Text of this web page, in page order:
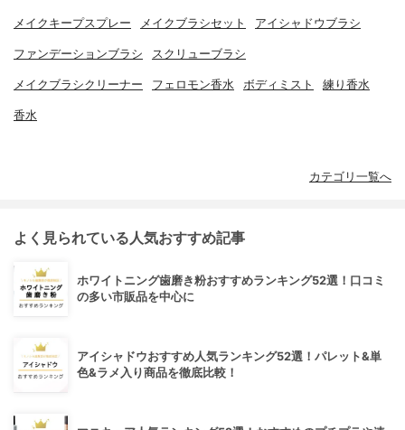
メイクキープスプレー メイクブラシセット アイシャドウブラシ
ファンデーションブラシ スクリューブラシ
メイクブラシクリーナー フェロモン香水 ボディミスト 練り香水
香水
カテゴリ一覧へ
よく見られている人気おすすめ記事
ホワイトニング歯磨き粉おすすめランキング52選！口コミ
の多い市販品を中心に
アイシャドウおすすめ人気ランキング52選！パレット&単
色&ラメ入り商品を徹底比較！